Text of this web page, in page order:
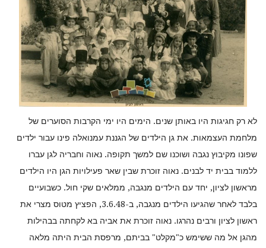
לא רק חגיגות היו באותן שנים. הימים היו ימי הקרבות הסוערים של
מלחמת העצמאות. את גן הילדים של הגננת עמנואלה פינו עבור ילדים
שפונו מקיבוץ נגבה ושוכנו שם למשך תקופה. נאוה וחבריה לגן עברו
ללמוד בבית יד לבנים. נאוה זוכרת שבין שאר פעילויות הגן היו הילדים
מראשון לציון, יחד עם הילדים מנגבה, ממלאים שקי חול. כשבועיים
בלבד לאחר שהגיעו הילדים מנגבה, ב-3.6.48, הפציץ מטוס מצרי את
ראשון לציון ורבים נהרגו. נאוה זוכרת את אביה בא לקחתה בבהילות
מהגן אל מה ששימש כ"מקלט" בביתם, מרפסת הבית היתה מלאה